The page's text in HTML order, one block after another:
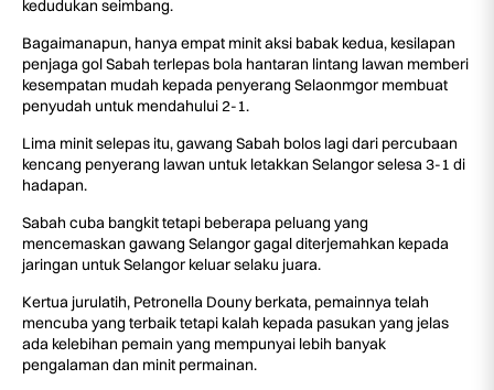
kedudukan seimbang.
Bagaimanapun, hanya empat minit aksi babak kedua, kesilapan
penjaga gol Sabah terlepas bola hantaran lintang lawan memberi
kesempatan mudah kepada penyerang Selaonmgor membuat
penyudah untuk mendahului 2-1.
Lima minit selepas itu, gawang Sabah bolos lagi dari percubaan
kencang penyerang lawan untuk letakkan Selangor selesa 3-1 di
hadapan.
Sabah cuba bangkit tetapi beberapa peluang yang
mencemaskan gawang Selangor gagal diterjemahkan kepada
jaringan untuk Selangor keluar selaku juara.
Kertua jurulatih, Petronella Douny berkata, pemainnya telah
mencuba yang terbaik tetapi kalah kepada pasukan yang jelas
ada kelebihan pemain yang mempunyai lebih banyak
pengalaman dan minit permainan.